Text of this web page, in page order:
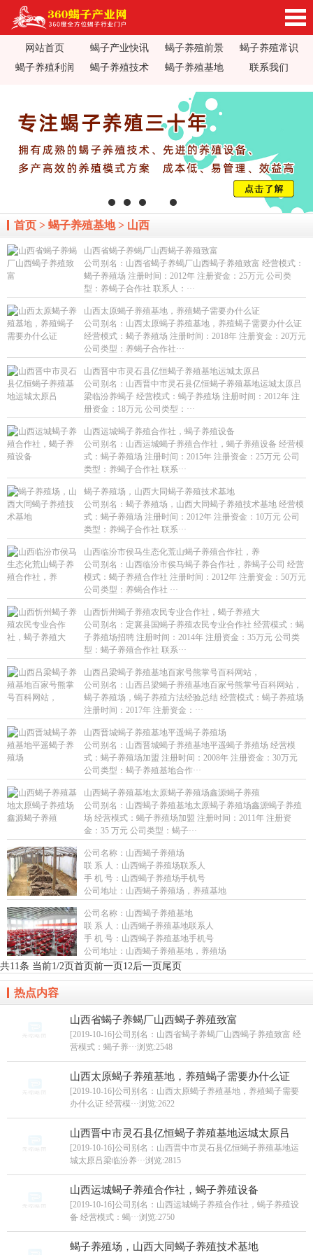
360蝎子养殖产业网_蝎子养殖技术视频_蝎子养
治_全蝎药方价值加工_蝎子养殖场基地加盟
网站首页 蝎子产业快讯 蝎子养殖前景
蝎子养殖常识
蝎子养殖利润
蝎子养殖技术 蝎子养殖基地 联系我们
首页 > 蝎子养殖基地> 山西
山西省蝎子养蝎厂山西蝎子养殖致富
公司别名：山西省蝎子养蝎厂山西蝎子养殖致富 经营模式：
蝎子养殖场 注册时间：2012年 注册资金：25万元 公司类
型：养蝎子合作社 联系人：···
山西太原蝎子养殖基地，养殖蝎子需要办什么证
公司别名：山西太原蝎子养殖基地，养殖蝎子需要办什么证
经营模式：蝎子养殖场 注册时间：2018年 注册资金：20万元
公司类型：养蝎子合作社···
山西晋中市灵石县亿恒蝎子养殖基地运城太原吕
公司别名：山西晋中市灵石县亿恒蝎子养殖基地运城太原吕
梁临汾养蝎子 经营模式：蝎子养殖场 注册时间：2012年 注
册资金：18万元 公司类型：···
山西运城蝎子养殖合作社，蝎子养殖设备
公司别名：山西运城蝎子养殖合作社，蝎子养殖设备 经营模
式：蝎子养殖场 注册时间：2015年 注册资金：25万元 公司
类型：养蝎子合作社 联系···
蝎子养殖场，山西大同蝎子养殖技术基地
公司别名：蝎子养殖场，山西大同蝎子养殖技术基地 经营模
式：蝎子养殖场 注册时间：2012年 注册资金：10万元 公司
类型：养蝎子合作社 联系···
山西临汾市侯马生态化荒山蝎子养殖合作社，养
公司别名：山西临汾市侯马蝎子养合作社，养蝎子公司 经营
模式：蝎子养殖合作社 注册时间：2012年 注册资金：50万元
公司类型：养蝎合作社 ···
山西忻州蝎子养殖农民专业合作社，蝎子养殖大
公司别名：定襄县国蝎子养殖农民专业合作社 经营模式：蝎
子养殖场招聘 注册时间：2014年 注册资金：35万元 公司类
型：蝎子养殖合作社 联系···
山西吕梁蝎子养殖基地百家号熊掌号百科网站，
公司别名：山西吕梁蝎子养殖基地百家号熊掌号百科网站，
蝎子养殖场，蝎子养殖方法经验总结 经营模式：蝎子养殖场
注册时间：2017年 注册资金：···
山西晋城蝎子养殖基地平遥蝎子养殖场
公司别名：山西晋城蝎子养殖基地平遥蝎子养殖场 经营模
式：蝎子养殖场加盟 注册时间：2008年 注册资金：30万元
公司类型：蝎子养殖基地合作···
山西蝎子养殖基地太原蝎子养殖场鑫源蝎子养殖
公司别名：山西蝎子养殖基地太原蝎子养殖场鑫源蝎子养殖
场 经营模式：蝎子养殖场加盟 注册时间：2011年 注册资
金：35 万元 公司类型：蝎子···
公司名称： 山西蝎子养殖场
联 系 人： 山西蝎子养殖场联系人
手 机 号： 山西蝎子养殖场手机号
公司地址： 山西蝎子养殖场，养殖基地
公司名称： 山西蝎子养殖基地
联 系 人： 山西蝎子养殖基地联系人
手 机 号： 山西蝎子养殖基地手机号
公司地址： 山西蝎子养殖基地，养殖场
共11条 当前1/2页首页前一页12后一页尾页
热点内容
山西省蝎子养蝎厂山西蝎子养殖致富
[2019-10-16]公司别名：山西省蝎子养蝎厂山西蝎子养殖致富 经
营模式：蝎子养···浏览:2548
山西太原蝎子养殖基地，养殖蝎子需要办什么证
[2019-10-16]公司别名：山西太原蝎子养殖基地，养殖蝎子需要
办什么证 经营模···浏览:2622
山西晋中市灵石县亿恒蝎子养殖基地运城太原吕
[2019-10-16]公司别名：山西晋中市灵石县亿恒蝎子养殖基地运
城太原吕梁临汾养···浏览:2815
山西运城蝎子养殖合作社，蝎子养殖设备
[2019-10-16]公司别名：山西运城蝎子养殖合作社，蝎子养殖设
备 经营模式：蝎···浏览:2750
蝎子养殖场，山西大同蝎子养殖技术基地